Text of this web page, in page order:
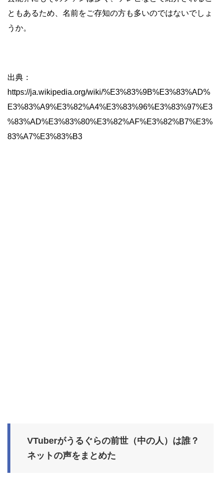
ともあるため、名前をご存知の方も多いのではないでしょ
うか。
出典：
https://ja.wikipedia.org/wiki/%E3%83%9B%E3%83%AD%
E3%83%A9%E3%82%A4%E3%83%96%E3%83%97%E3
%83%AD%E3%83%80%E3%82%AF%E3%82%B7%E3%
83%A7%E3%83%B3
VTuberがうるぐらの前世（中の人）は誰？
ネットの声をまとめた